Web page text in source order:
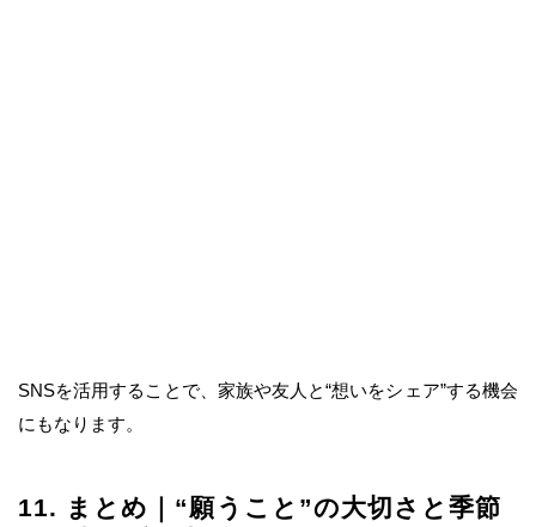
SNSを活用することで、家族や友人と“想いをシェア”する機会
にもなります。
11. まとめ｜“願うこと”の大切さと季節